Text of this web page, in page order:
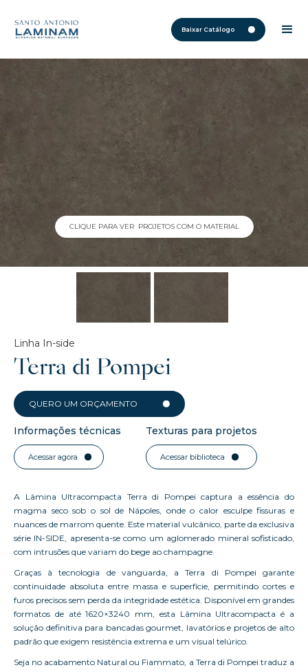
Baixar Catálogo
CLIQUE PARA VER PROJETOS COM O MATERIAL
Linha In-side
Terra di Pompei
QUERO UM ORÇAMENTO
Informações técnicas
Acessar agora
Texturas para projetos
Acessar biblioteca
A Lâmina Ultracompacta Terra di Pompei captura a essência do
magma seco sob o sol de Nápoles, onde o calor esculpe fissuras e
nuances de marrom quente. Este material vulcânico, parte da exclusiva
série IN-SIDE, apresenta-se como um aglomerado mineral sofisticado,
com intrusões que variam do bege ao champagne.
Graças à tecnologia de vanguarda, a Terra di Pompei garante
continuidade absoluta entre massa e superfície, permitindo cortes e
furos precisos sem perda da integridade estética. Disponível em grandes
formatos de até 1620×3240 mm, esta Lâmina Ultracompacta é a
solução definitiva para bancadas gourmet, lavatórios e projetos de alto
padrão que exigem resistência extrema e um visual telúrico.
Seja no acabamento Natural ou Fiammato, a Terra di Pompei traduz a